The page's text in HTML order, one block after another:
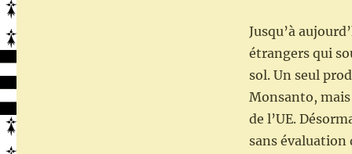
Jusqu’à
étrangers qui
sol. Un seul
Monsanto,
de l’UE.
sans évaluation